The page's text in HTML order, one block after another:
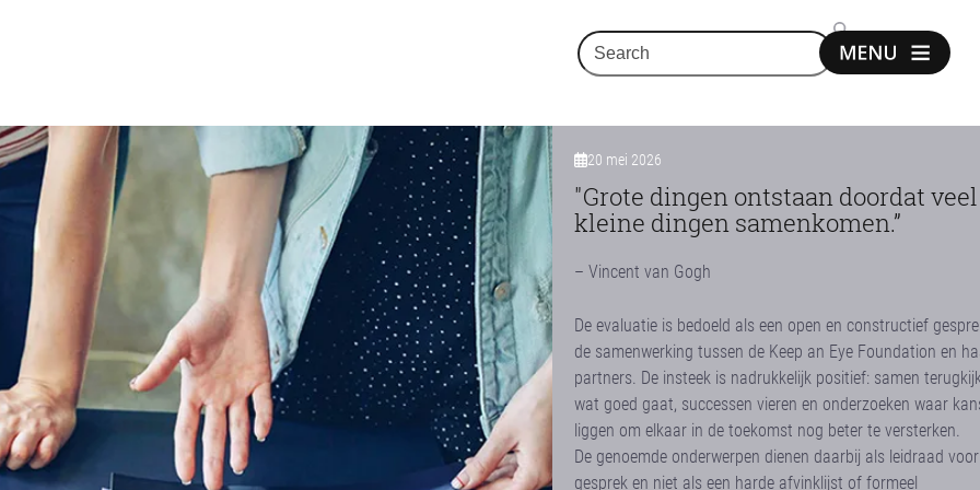
Show
notice
Search
20 mei 2026
"Grote dingen ontstaan doordat veel
kleine dingen samenkomen.”
– Vincent van Gogh
De evaluatie is bedoeld als een open en constructief
de samenwerking tussen de Keep an Eye Foundation en
partners. De insteek is nadrukkelijk positief: samen
wat goed gaat, successen vieren en onderzoeken waar
liggen om elkaar in de toekomst nog beter te versterken.
De genoemde onderwerpen dienen daarbij als leidraad
gesprek en niet als een harde afvinklijst of formeel